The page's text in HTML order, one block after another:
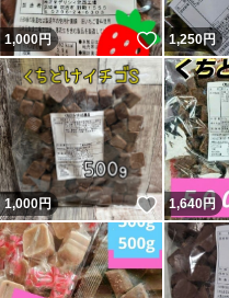
1,000円 いいね！
1,250円
1,000円 いいね！
1,640円